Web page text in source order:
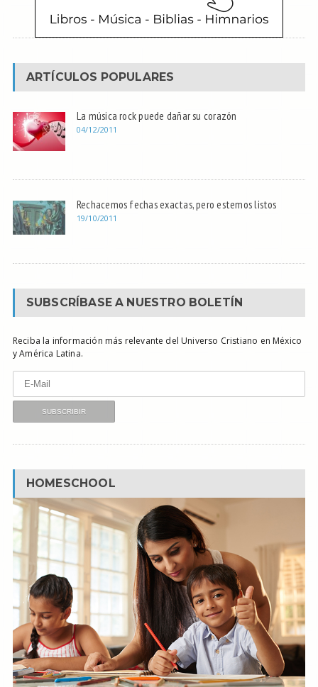
ARTÍCULOS POPULARES
La música rock puede dañar su corazón
04/12/2011
Rechacemos fechas exactas, pero estemos listos
19/10/2011
SUBSCRÍBASE A NUESTRO BOLETÍN
Reciba la información más relevante del Universo Cristiano en México
y América Latina.
HOMESCHOOL